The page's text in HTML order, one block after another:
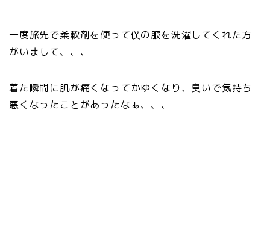
一度旅先で柔軟剤を使って僕の服を洗濯してくれた方
がいまして、、、
着た瞬間に肌が痛くなってかゆくなり、臭いで気持ち
悪くなったことがあったなぁ、、、